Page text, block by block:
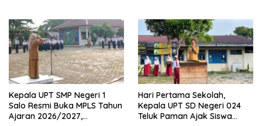
Kepala UPT SMP Negeri 1
Salo Resmi Buka MPLS Tahun
Ajaran 2026/2027,
Hari Pertama Sekolah,
Kepala UPT SD Negeri 024
Teluk Paman Ajak Siswa